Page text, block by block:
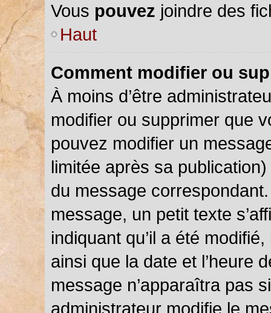
Vous pouvez joindre des
Haut
Comment modifier ou
À moins d’être
modifier ou supprimer que
pouvez modifier un
limitée après sa
du message
message, un petit texte
indiquant qu’il a été
ainsi que la date et l’heure
message n’apparaîtra pas
administrateur modifie le